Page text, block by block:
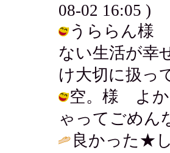
08-02 16:05 )
うららん様
ない生活が幸
け大切に扱っ
空。様 よか
ゃってごめん
良かった★